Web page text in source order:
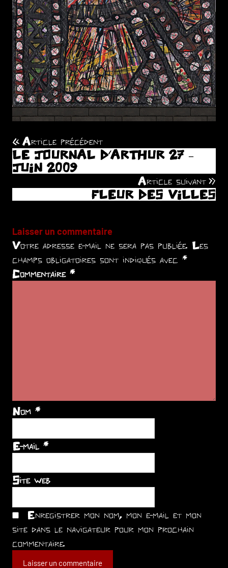
Navigation
de
l’article
Article précédent
LE JOURNAL D’ARTHUR 27 –
JUIN 2009
Article suivant
FLEUR DES VILLES
Laisser un commentaire
Votre adresse e-mail ne sera pas publiée. Les
champs obligatoires sont indiqués avec *
Commentaire *
Nom *
E-mail *
Site web
Enregistrer mon nom, mon e-mail et mon
site dans le navigateur pour mon prochain
commentaire.